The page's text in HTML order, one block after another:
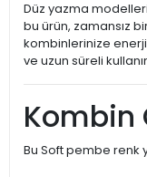
Düz yazma
bu ürün, zamansız
kombinlerinize
ve uzun süreli
Kombin
Bu Soft pembe renk